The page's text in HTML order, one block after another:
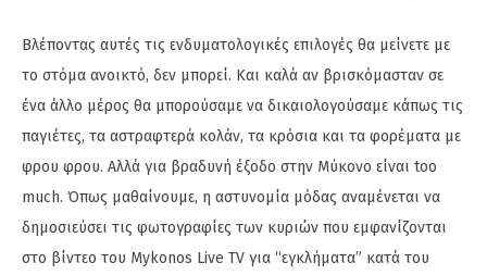
Βλέποντας αυτές τις ενδυματολογικές επιλογές θα μείνετε με
το στόμα ανοικτό, δεν μπορεί. Και καλά αν βρισκόμασταν σε
ένα άλλο μέρος θα μπορούσαμε να δικαιολογούσαμε κάπως τις
παγιέτες, τα αστραφτερά κολάν, τα κρόσια και τα φορέματα με
φρου φρου. Αλλά για βραδυνή έξοδο στην Μύκονο είναι too
much. Όπως μαθαίνουμε, η αστυνομία μόδας αναμένεται να
δημοσιεύσει τις φωτογραφίες των κυριών που εμφανίζονται
στο βίντεο του Mykonos Live TV για “εγκλήματα” κατά του